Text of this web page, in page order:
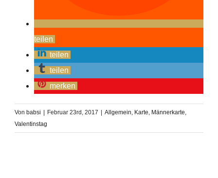
teilen
teilen
teilen
merken
Von babsi | Februar 23rd, 2017 | Allgemein Karte Männerkarte
Valentinstag